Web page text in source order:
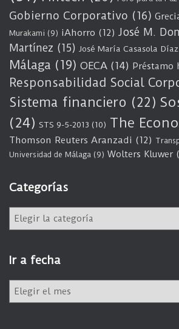
Gobierno Corporativo (16)
Murakami (9) iAhorro (12) José M.
Martínez (15) José María Casasola Díaz
Málaga (19) OECA (14) Préstamo
Responsabilidad Social
Sistema financiero (22)
(24) STS 9-5-2013 (10) The
Thomson Reuters Aranzadi (12)
Universidad de Málaga (9) Wolters Kluwer
Categorías
e
g
o
í
Ir a fecha